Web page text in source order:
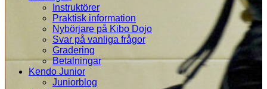
Instruktörer
Praktisk information
Nybörjare på Kibo Dojo
Svar på vanliga frågor
Gradering
Betalningar
Kendo Junior
Juniorblog